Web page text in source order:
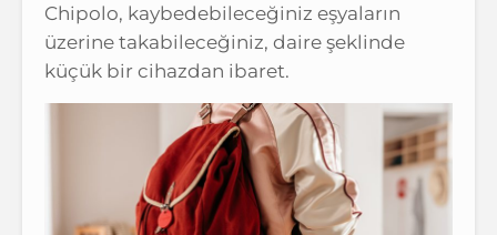
Chipolo, kaybedebileceğiniz eşyaların
üzerine takabileceğiniz, daire şeklinde
küçük bir cihazdan ibaret.